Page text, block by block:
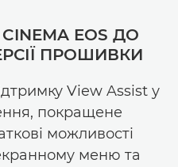
EOS ДО
ПРОШИВКИ
View Assist у
покращене
можливості
меню та